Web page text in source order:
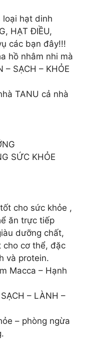
loại hạt dinh
HẠT ĐIỀU,
các bạn đây!!!
hồ nhâm nhi mà
SẠCH – KHỎE
TANU cả nhà
SỨC KHỎE
cho sức khỏe ,
ăn trực tiếp
dưỡng chất,
cho cơ thể, đặc
và protein.
Macca – Hạnh
– LÀNH –
– phòng ngừa